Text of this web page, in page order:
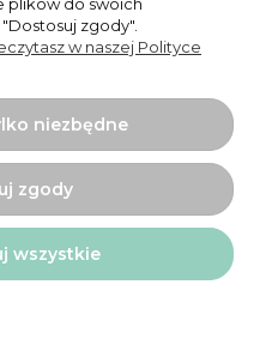
Ecommercy.pl
zgody".
w naszej Polityce
niezbędne
zgody
wszystkie